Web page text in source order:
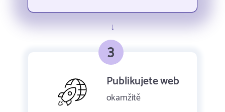
3
Publikujete web
okamžitě